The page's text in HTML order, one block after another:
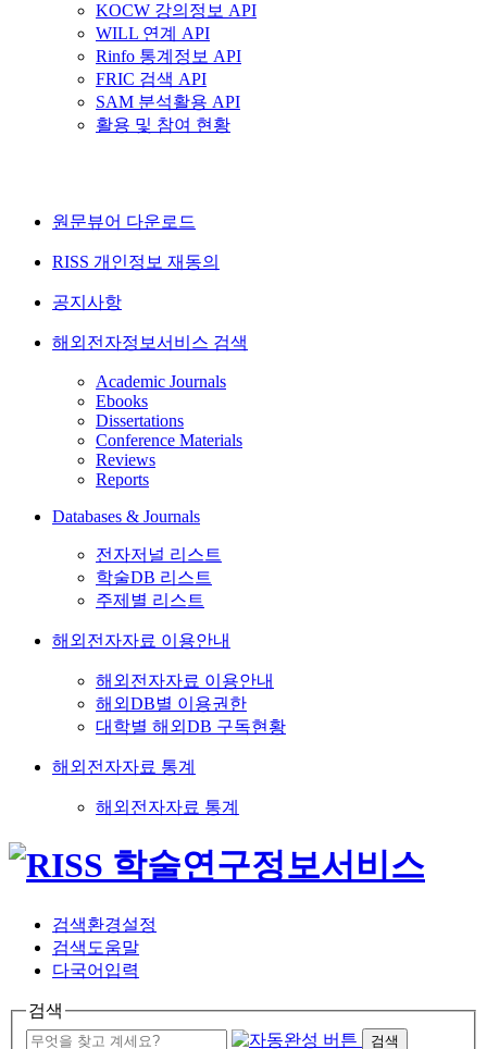
KOCW 강의정보 API
WILL 연계 API
Rinfo 통계정보 API
FRIC 검색 API
SAM 분석활용 API
활용 및 참여 현황
원문뷰어 다운로드
RISS 개인정보 재동의
공지사항
해외전자정보서비스 검색
Academic Journals
Ebooks
Dissertations
Conference Materials
Reviews
Reports
Databases & Journals
전자저널 리스트
학술DB 리스트
주제별 리스트
해외전자자료 이용안내
해외전자자료 이용안내
해외DB별 이용권한
대학별 해외DB 구독현황
해외전자자료 통계
해외전자자료 통계
검색환경설정
검색도움말
다국어입력
검색
검색